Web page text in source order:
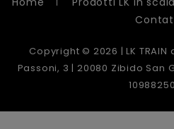
Copyright © 2026 | LK TRAIN
Passoni, 3 | 20080 Zibido San